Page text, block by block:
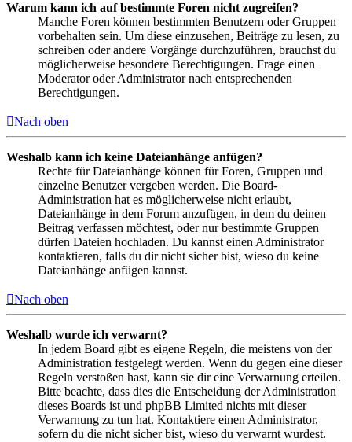
Warum kann ich auf bestimmte Foren nicht zugreifen?
Manche Foren können bestimmten Benutzern oder Gruppen
vorbehalten sein. Um diese einzusehen, Beiträge zu lesen, zu
schreiben oder andere Vorgänge durchzuführen, brauchst du
möglicherweise besondere Berechtigungen. Frage einen
Moderator oder Administrator nach entsprechenden
Berechtigungen.
Nach oben
Weshalb kann ich keine Dateianhänge anfügen?
Rechte für Dateianhänge können für Foren, Gruppen und
einzelne Benutzer vergeben werden. Die Board-
Administration hat es möglicherweise nicht erlaubt,
Dateianhänge in dem Forum anzufügen, in dem du deinen
Beitrag verfassen möchtest, oder nur bestimmte Gruppen
dürfen Dateien hochladen. Du kannst einen Administrator
kontaktieren, falls du dir nicht sicher bist, wieso du keine
Dateianhänge anfügen kannst.
Nach oben
Weshalb wurde ich verwarnt?
In jedem Board gibt es eigene Regeln, die meistens von der
Administration festgelegt werden. Wenn du gegen eine dieser
Regeln verstoßen hast, kann sie dir eine Verwarnung erteilen.
Bitte beachte, dass dies die Entscheidung der Administration
dieses Boards ist und phpBB Limited nichts mit dieser
Verwarnung zu tun hat. Kontaktiere einen Administrator,
sofern du die nicht sicher bist, wieso du verwarnt wurdest.